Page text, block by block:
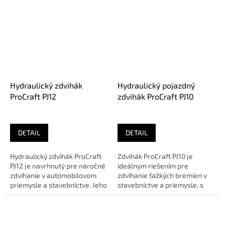
Hydraulický zdvihák
ProCraft PJ12
DETAIL
Hydraulický zdvihák ProCraft
PJ12 je navrhnutý pre náročné
zdvíhanie v automobilovom
priemysle a stavebníctve. Jeho
silná konštrukcia a...
Hydraulický pojazdný
zdvihák ProCraft PJ10
DETAIL
Zdvihák ProCraft PJ10 je
ideálnym riešením pre
zdvíhanie ťažkých bremien v
stavebníctve a priemysle, s
kapacitou až 10 ton.🔹 O E...